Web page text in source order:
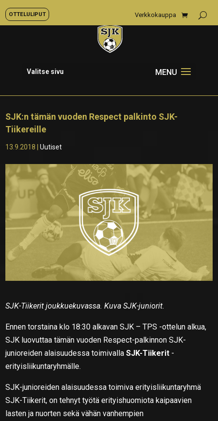
OTTELULIPUT Verkkokauppa
Valitse sivu
SJK:n tämän vuoden Respect palkinto SJK-
Tiikereille
13.9.2018 |Uutiset
SJK-Tiikerit joukkuekuvassa. Kuva SJK-juniorit.
Ennen torstaina klo 18:30 alkavan SJK – TPS -ottelun alkua,
SJK luovuttaa tämän vuoden Respect-palkinnon SJK-
junioreiden alaisuudessa toimivallaSJK-Tiikerit -
erityisliikuntaryhmälle.
SJK-junioreiden alaisuudessa toimiva erityisliikuntaryhmä
SJK-Tiikerit, on tehnyt työtä erityishuomiota kaipaavien
lasten ja nuorten sekä vähän vanhempien